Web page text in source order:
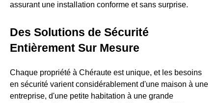
assurant une installation conforme et sans surprise.
Des Solutions de Sécurité
Entièrement Sur Mesure
Chaque propriété à Chéraute est unique, et les besoins
en sécurité varient considérablement d'une maison à une
entreprise, d'une petite habitation à une grande